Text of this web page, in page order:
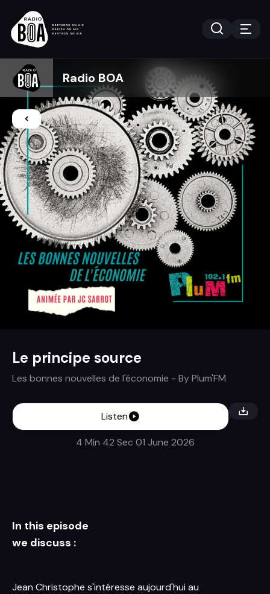
Radio BOA
Le principe source
Les bonnes nouvelles de l'économie - ByPlum'FM
Listen
4 Min 42 Sec 01 June 2026
In this episode
we discuss :
Jean Christophe s'intéresse aujourd'hui au